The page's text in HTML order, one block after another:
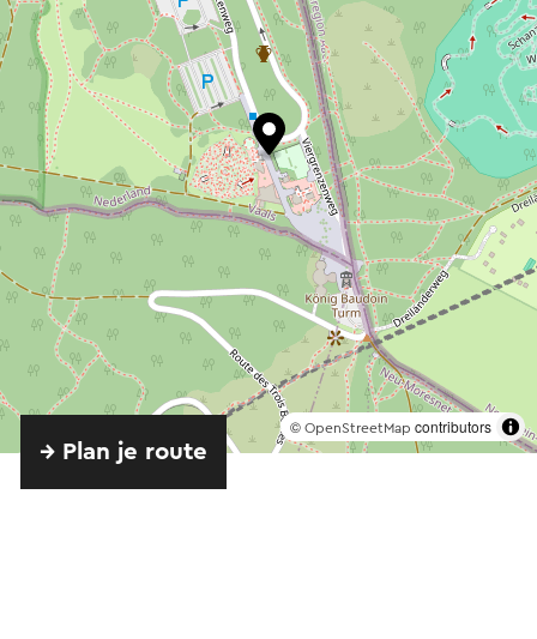
© OpenStreetMap contributors
→ Plan je route